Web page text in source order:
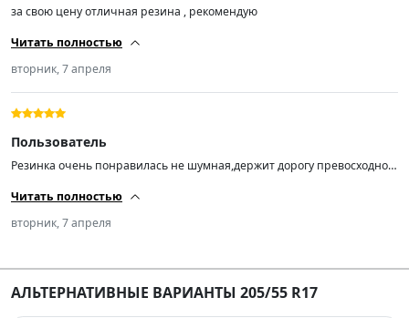
за свою цену отличная резина , рекомендую
Читать полностью
вторник, 7 апреля
Пользователь
Резинка очень понравилась не шумная,держит дорогу превосходно и
выискивать конец 25-го начало 26-го т.к. не собираюсь на ней ездить
15 грамм шиномонтажник удивился🤩) да и за эти деньги вообще
Читать полностью
вторник, 7 апреля
АЛЬТЕРНАТИВНЫЕ ВАРИАНТЫ 205/55 R17